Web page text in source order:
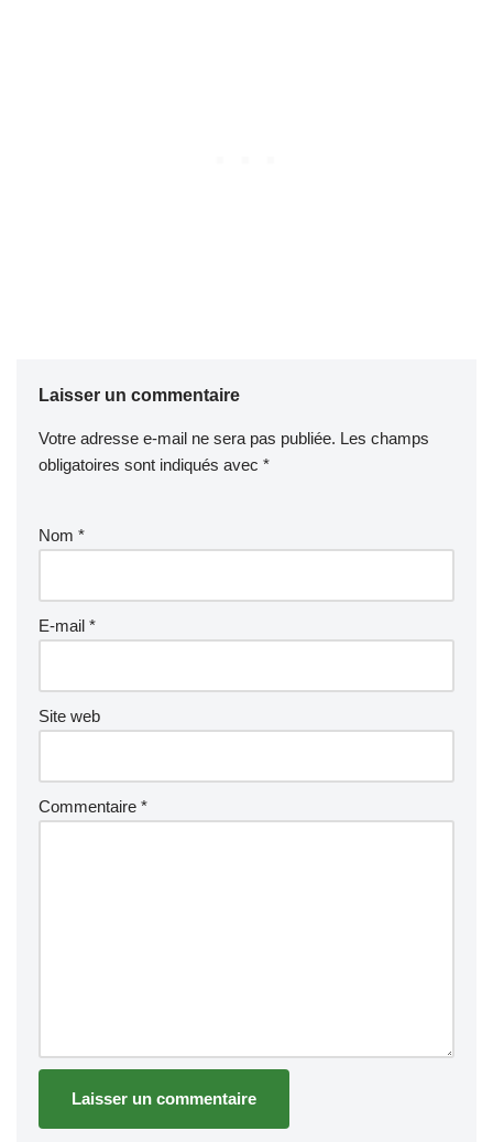
Laisser un commentaire
Votre adresse e-mail ne sera pas publiée. Les champs
obligatoires sont indiqués avec *
Nom *
E-mail *
Site web
Commentaire *